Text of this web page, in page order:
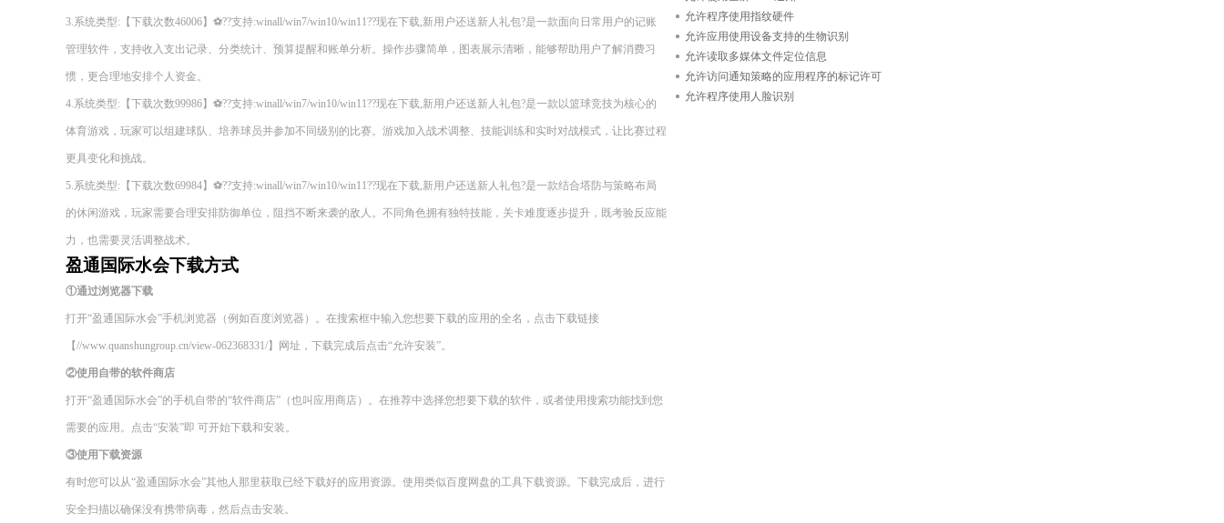
3.系统类型:【下载次数46006】⚽??支持:winall/win7/win10/win11??现在下载,新用户还送新人礼包?是一款面向日常用户的记账
管理软件，支持收入支出记录、分类统计、预算提醒和账单分析。操作步骤简单，图表展示清晰，能够帮助用户了解消费习
惯，更合理地安排个人资金。
4.系统类型:【下载次数99986】⚽??支持:winall/win7/win10/win11??现在下载,新用户还送新人礼包?是一款以篮球竞技为核心的
体育游戏，玩家可以组建球队、培养球员并参加不同级别的比赛。游戏加入战术调整、技能训练和实时对战模式，让比赛过程
更具变化和挑战。
5.系统类型:【下载次数69984】⚽??支持:winall/win7/win10/win11??现在下载,新用户还送新人礼包?是一款结合塔防与策略布局
的休闲游戏，玩家需要合理安排防御单位，阻挡不断来袭的敌人。不同角色拥有独特技能，关卡难度逐步提升，既考验反应能
力，也需要灵活调整战术。
盈通国际水会下载方式
①通过浏览器下载
打开“盈通国际水会”手机浏览器（例如百度浏览器）。在搜索框中输入您想要下载的应用的全名，点击下载链接
【//www.quanshungroup.cn/view-062368331/】网址，下载完成后点击“允许安装”。
②使用自带的软件商店
打开“盈通国际水会”的手机自带的“软件商店”（也叫应用商店）。在推荐中选择您想要下载的软件，或者使用搜索功能找到您
需要的应用。点击“安装”即 可开始下载和安装。
③使用下载资源
有时您可以从“盈通国际水会”其他人那里获取已经下载好的应用资源。使用类似百度网盘的工具下载资源。下载完成后，进行
安全扫描以确保没有携带病毒，然后点击安装。
允许程序使用指纹硬件
允许应用使用设备支持的生物识别
允许读取多媒体文件定位信息
允许访问通知策略的应用程序的标记许可
允许程序使用人脸识别